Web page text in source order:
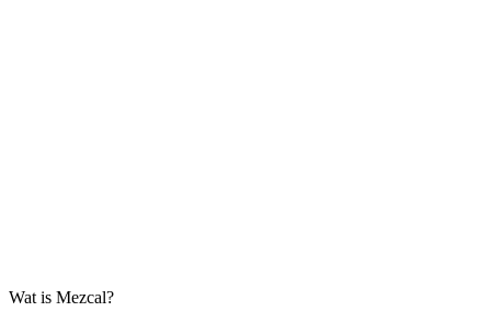
Wat is Mezcal?